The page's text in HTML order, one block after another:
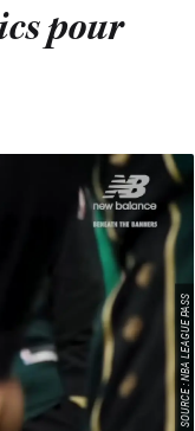
pour
SOURCE : NBA LEAGUE PASS